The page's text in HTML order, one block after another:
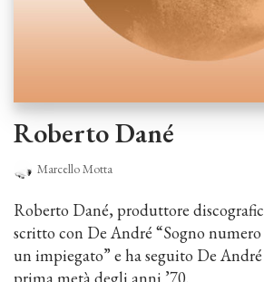
Roberto Dané
Marcello Motta
Roberto Dané, produttore
scritto con De André “Sogno
un impiegato” e ha seguito De
prima metà degli anni ’70.